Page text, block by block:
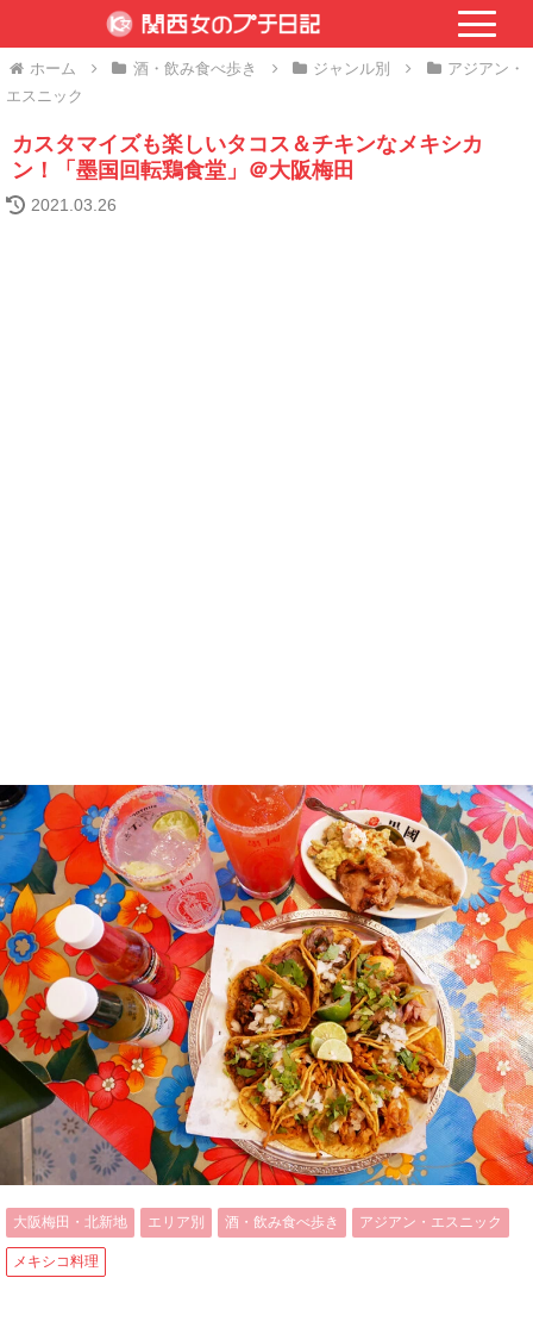
ホーム 酒・飲み食べ歩き ジャンル別
アジアン・
エスニック
カスタマイズも楽しいタコス＆チキンなメキシカ
ン！「墨国回転鶏食堂」＠大阪梅田
2021.03.26
大阪梅田・北新地 エリア別 酒・飲み食べ歩き アジアン・エスニック
メキシコ料理